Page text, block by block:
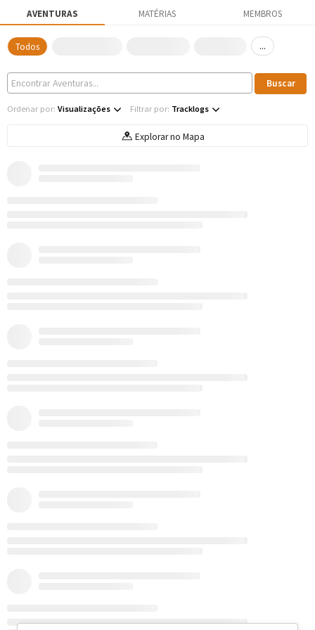
AVENTURAS MATÉRIAS MEMBROS
Todos ...
Ordenar por: Visualizações Filtrar por: Tracklogs
Explorar no Mapa